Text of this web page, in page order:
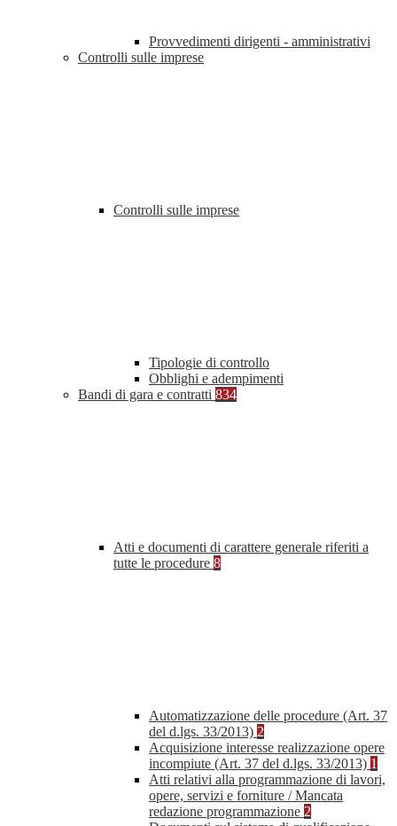
Provvedimenti dirigenti - amministrativi
Controlli sulle imprese
Controlli sulle imprese
Tipologie di controllo
Obblighi e adempimenti
Bandi di gara e contratti 834
Atti e documenti di carattere generale riferiti a
tutte le procedure 8
Automatizzazione delle procedure (Art. 37
del d.lgs. 33/2013) 2
Acquisizione interesse realizzazione opere
incompiute (Art. 37 del d.lgs. 33/2013) 1
Atti relativi alla programmazione di lavori,
opere, servizi e forniture / Mancata
redazione programmazione 2